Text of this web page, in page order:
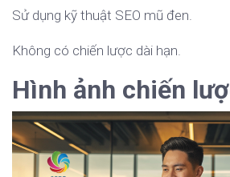
Sử dụng kỹ thuật SEO mũ đen.
Không có chiến lược dài hạn.
Hình ảnh chiến